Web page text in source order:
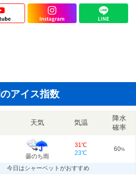
アイス指数
天気 気温
降水
確率
曇のち雨
31℃
23℃
60%
今日はシャーベットがおすすめ